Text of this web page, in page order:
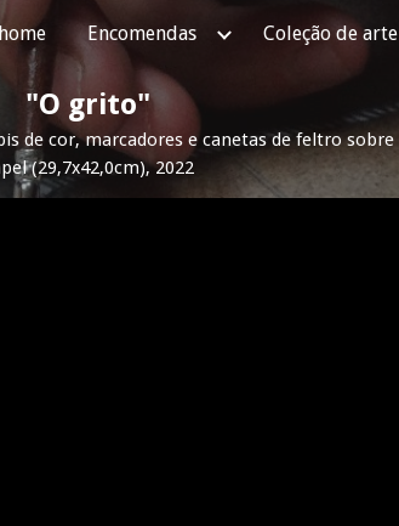
Skip to main content
home Encomendas Coleção de arte
"O grito"
de cor, marcadores e canetas de feltro sobre
(29,7x42,0cm), 2022